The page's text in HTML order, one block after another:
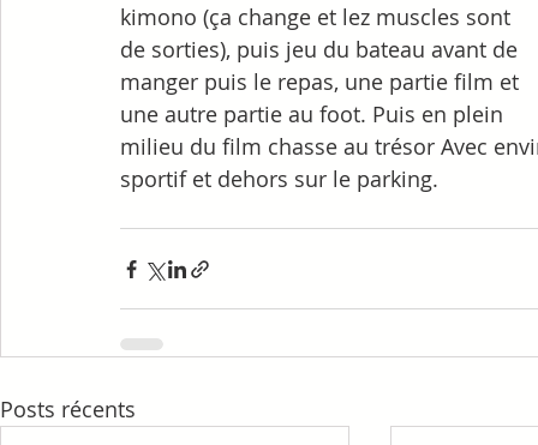
kimono (ça change et lez muscles sont
de sorties), puis jeu du bateau avant de
manger puis le repas, une partie film et
une autre partie au foot. Puis en plein
milieu du film chasse au trésor Avec
sportif et dehors sur le parking.
Posts récents